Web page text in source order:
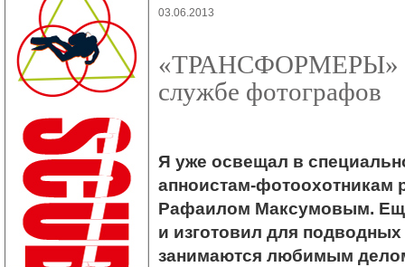
03.06.2013
«ТРАНСФОРМЕРЫ»
службе фотографов
Я уже освещал в
апноистам-фотоохотникам
Рафаилом Максумовым.
и изготовил для
занимаются любимым